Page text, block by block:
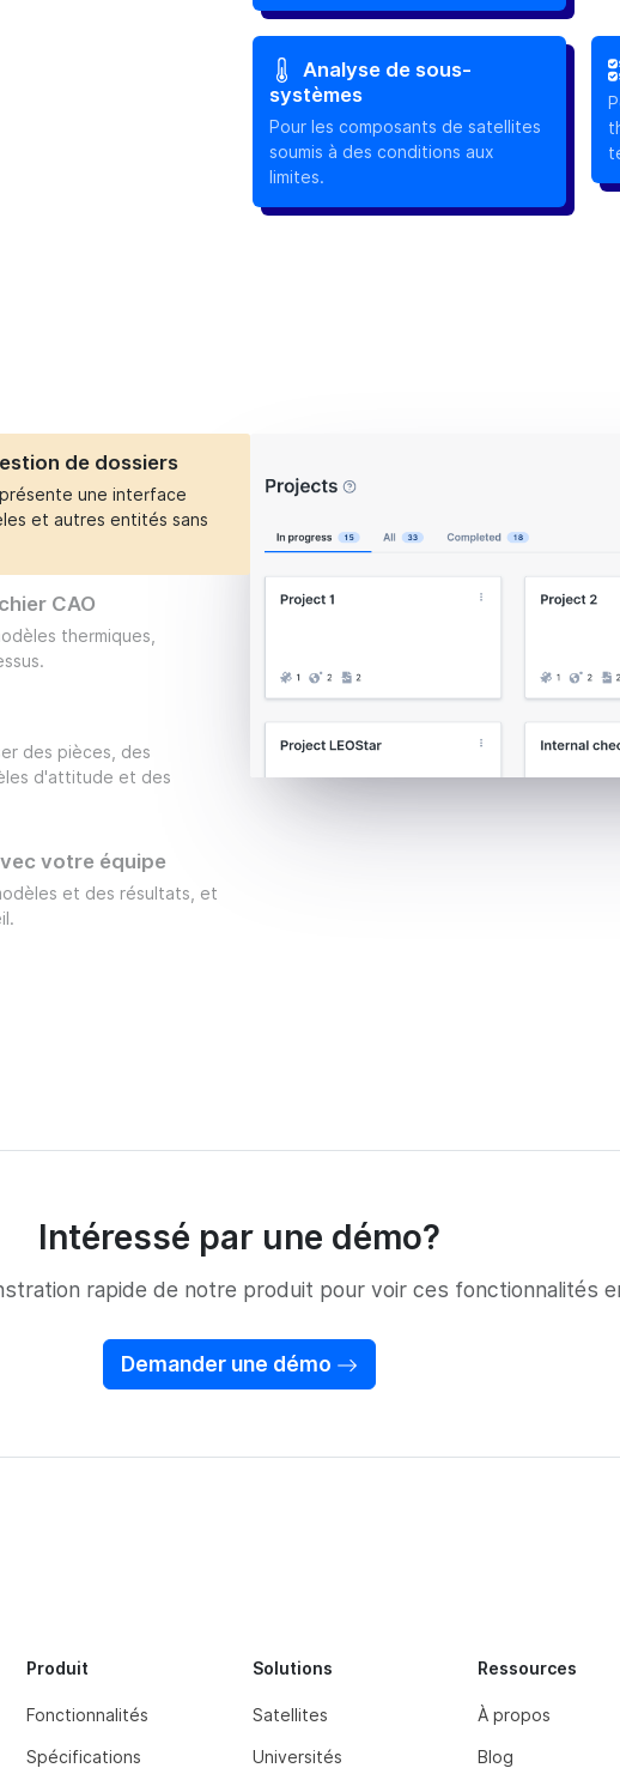
Analyse de sous-
systèmes
Pour les composants de satellites
soumis à des conditions aux
limites.
de dossiers
une interface
et autres entités sans
CAO
thermiques,
des pièces, des
d'attitude et des
votre équipe
et des résultats, et
Intéressé par une démo?
rapide de notre produit pour voir ces fonctionnalités
Demander une démo
Produit
Fonctionnalités
Spécifications
Solutions
Satellites
Universités
Ressources
À propos
Blog